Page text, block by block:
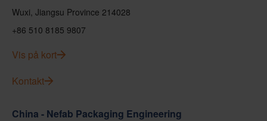
Wuxi, Jiangsu Province 214028
+86 510 8185 9807
Vis på kort
Kontakt
China - Nefab Packaging Engineering